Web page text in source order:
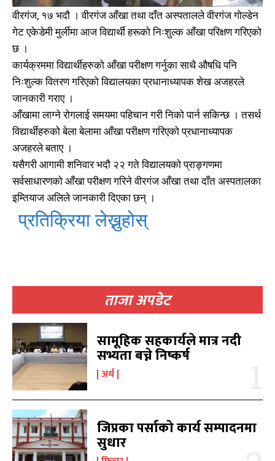
काबिलखबर एफएम सुन्नुहोस
उज्यालो एफएम सुन्नुहोस
काबिलखबर एफएम सुन्नुहोस
उज्यालो एफएम सुन्नुहोस
ताजा अपडेट
सामूहिक सहकार्यले मात्र नदी
सभ्यता बच्ने निष्कर्ष
अर्थ
जिप्रका पर्साको कार्य सम्पादनमा
सुधार
वीरगंज, १७ भदौ । वीरगंज आँखा तथा दाँत अस्पतालले वीरगंज गोल्डेन
गेट एकेडेमी मुर्लीमा आज विद्यार्थी हरूको निःशुल्क आँखा परिक्षण गरिएको
छ ।
कार्यक्रममा विद्यार्थीहरुको आँखा परीक्षण गर्नुका साथै औषधि पनि
निःशुल्क वितरण गरिएको विद्यालयका प्रधानाध्यापक शेख अजहरले
जानकारी गराए ।
आँखामा लाग्ने रोगलाई समयमा पहिचान गरी निको पार्न सकिन्छ । तसर्थ
विद्यार्थीहरुको बेला बेलामा आँखा परीक्षण गरिएको प्रधानाध्यापक
अजहरले बताए ।
यसैगरी आगामी शनिवार भदौ २२ गते विद्यालयको प्राङ्गणमा
सर्वसाधारणको आँखा परीक्षण गरिने वीरगंज आँखा तथा दाँत अस्पतालका
इम्तियाज अलिले जानकारी दिएका छन् ।
प्रतिक्रिया लेख्नुहोस्